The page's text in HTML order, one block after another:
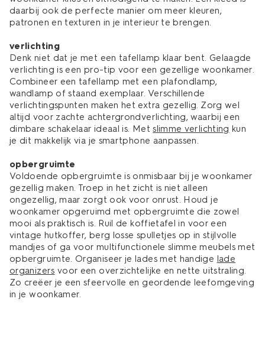
daarbij ook de perfecte manier om meer kleuren,
patronen en texturen in je interieur te brengen.
verlichting
Denk niet dat je met een tafellamp klaar bent. Gelaagde
verlichting is een pro-tip voor een gezellige woonkamer.
Combineer een tafellamp met een plafondlamp,
wandlamp of staand exemplaar. Verschillende
verlichtingspunten maken het extra gezellig. Zorg wel
altijd voor zachte achtergrondverlichting, waarbij een
dimbare schakelaar ideaal is. Metslimme verlichting kun
je dit makkelijk via je smartphone aanpassen.
opbergruimte
Voldoende opbergruimte is onmisbaar bij je woonkamer
gezellig maken. Troep in het zicht is niet alleen
ongezellig, maar zorgt ook voor onrust. Houd je
woonkamer opgeruimd met opbergruimte die zowel
mooi als praktisch is. Ruil de koffietafel in voor een
vintage hutkoffer, berg losse spulletjes op in stijlvolle
mandjes of ga voor multifunctionele slimme meubels met
opbergruimte. Organiseer je lades met handige lade
organizers voor een overzichtelijke en nette uitstraling.
Zo creëer je een sfeervolle en geordende leefomgeving
in je woonkamer.